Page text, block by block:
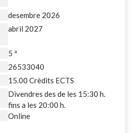
desembre 2026
abril 2027
5 ª
26533040
15.00 Crèdits ECTS
Divendres des de les 15:30 h.
fins a les 20:00 h.
Online